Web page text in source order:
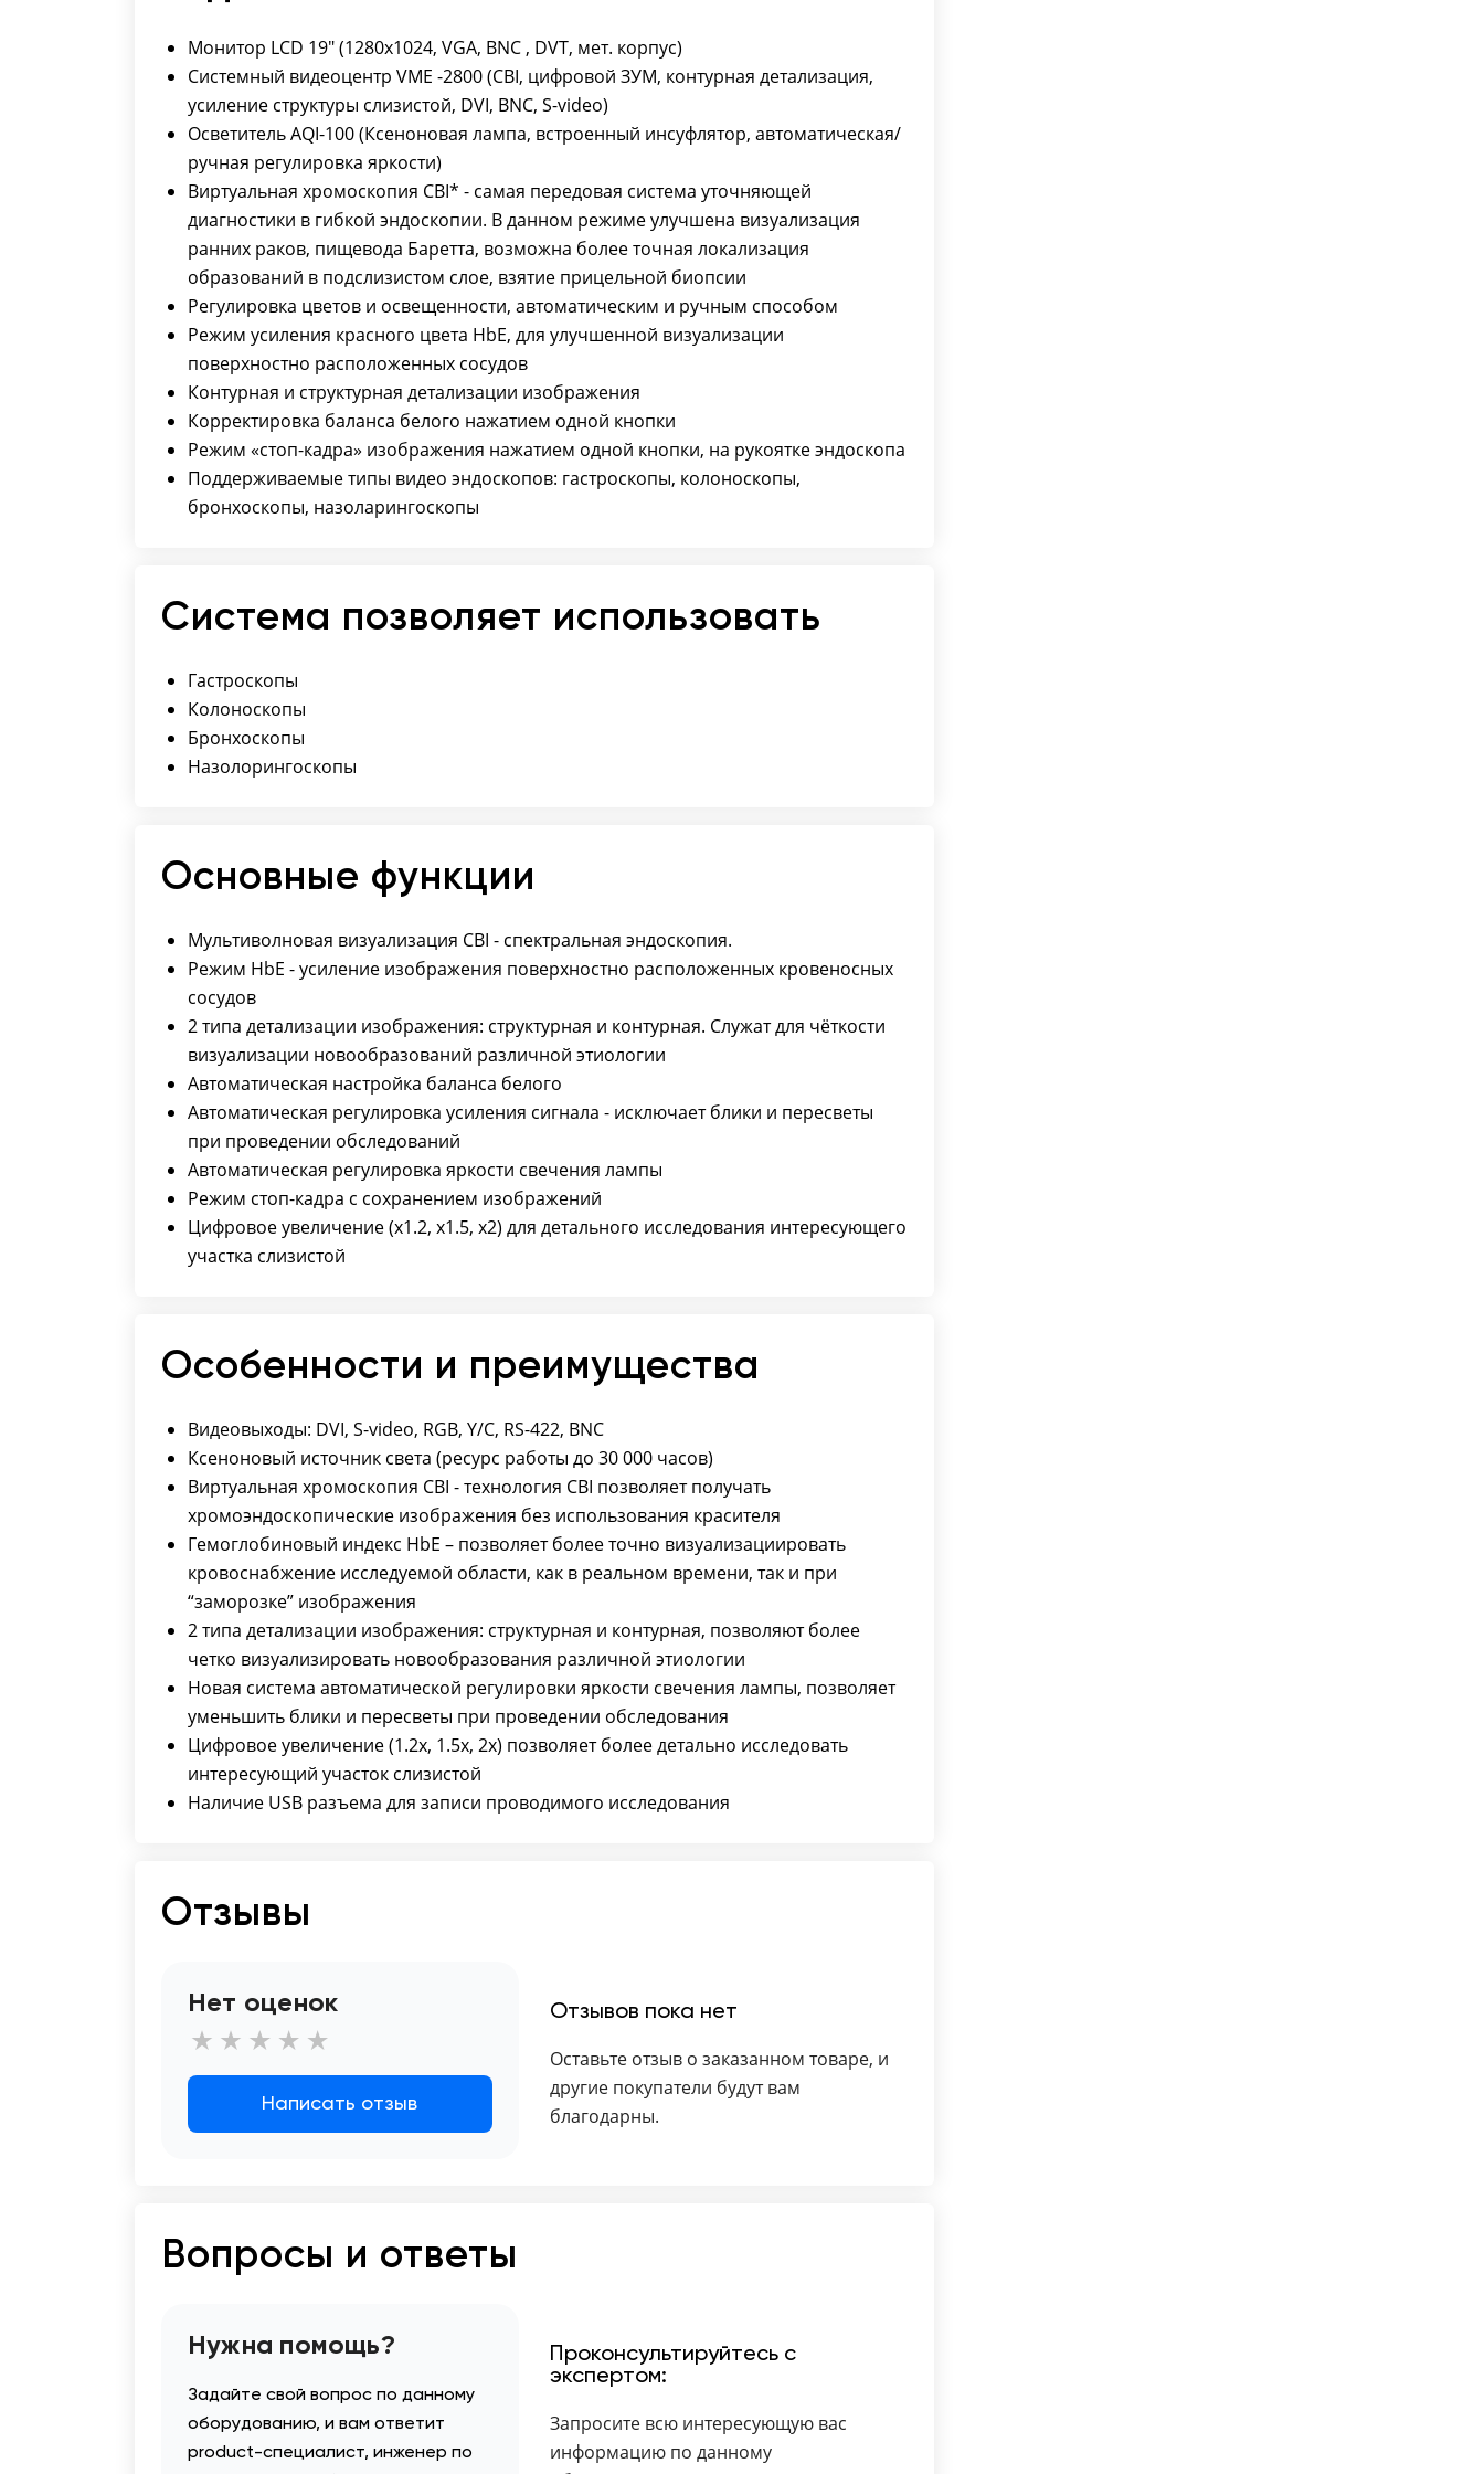
Корректировка баланса белого
нажатием одной кнопки
Режим «стоп-кадра» изображения
нажатием одной кнопки, на
Поддерживаемые типы видео
эндоскопов: гастроскопы,
колоноскопы, бронхоскопы,
назоларингоскопы
Монитор LCD 19" (1280x1024, VGA, BNC , DVT, мет. корпус)
Системный видеоцентр VME -2800 (CBI, цифровой ЗУМ, контурная детализация,
усиление структуры слизистой, DVI, BNC, S-video)
Осветитель AQI-100 (Ксеноновая лампа, встроенный инсуфлятор, автоматическая/
ручная регулировка яркости)
Виртуальная хромоскопия CBI* - самая передовая система уточняющей
диагностики в гибкой эндоскопии. В данном режиме улучшена визуализация
ранних раков, пищевода Баретта, возможна более точная локализация
образований в подслизистом слое, взятие прицельной биопсии
Регулировка цветов и освещенности, автоматическим и ручным способом
Режим усиления красного цвета HbE, для улучшенной визуализации
поверхностно расположенных сосудов
Контурная и структурная детализации изображения
Корректировка баланса белого нажатием одной кнопки
Режим «стоп-кадра» изображения нажатием одной кнопки, на рукоятке эндоскопа
Поддерживаемые типы видео эндоскопов: гастроскопы, колоноскопы,
бронхоскопы, назоларингоскопы
Система позволяет использовать
Гастроскопы
Колоноскопы
Бронхоскопы
Назолорингоскопы
Основные функции
Мультиволновая визуализация CBI - спектральная эндоскопия.
Режим HbE - усиление изображения поверхностно расположенных кровеносных
сосудов
2 типа детализации изображения: структурная и контурная. Служат для чёткости
визуализации новообразований различной этиологии
Автоматическая настройка баланса белого
Автоматическая регулировка усиления сигнала - исключает блики и пересветы
при проведении обследований
Автоматическая регулировка яркости свечения лампы
Режим стоп-кадра с сохранением изображений
Цифровое увеличение (х1.2, х1.5, х2) для детального исследования интересующего
участка слизистой
Особенности и преимущества
Видеовыходы: DVI, S-video, RGB, Y/C, RS-422, BNC
Ксеноновый источник света (ресурс работы до 30 000 часов)
Виртуальная хромоскопия CBI - технология CBI позволяет получать
хромоэндоскопические изображения без использования красителя
Гемоглобиновый индекс HbE – позволяет более точно визуализациировать
кровоснабжение исследуемой области, как в реальном времени, так и при
“заморозке” изображения
2 типа детализации изображения: структурная и контурная, позволяют более
четко визуализировать новообразования различной этиологии
Новая система автоматической регулировки яркости свечения лампы, позволяет
уменьшить блики и пересветы при проведении обследования
Цифровое увеличение (1.2х, 1.5x, 2x) позволяет более детально исследовать
интересующий участок слизистой
Наличие USB разъема для записи проводимого исследования
Отзывы
Нет оценок
Написать отзыв
Отзывов пока нет
Оставьте отзыв о заказанном товаре, и
другие покупатели будут вам
благодарны.
Вопросы и ответы
Нужна помощь?
Задайте свой вопрос по данному
оборудованию, и вам ответит
product-специалист, инженер по
Проконсультируйтесь с
экспертом:
Запросите всю интересующую вас
информацию по данному